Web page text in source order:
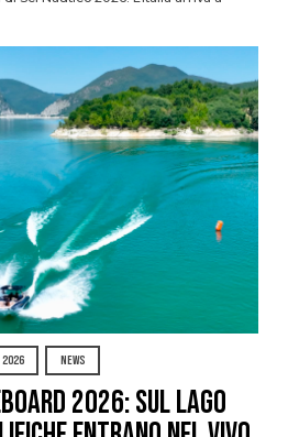
2026 NEWS
2026: sul Lago